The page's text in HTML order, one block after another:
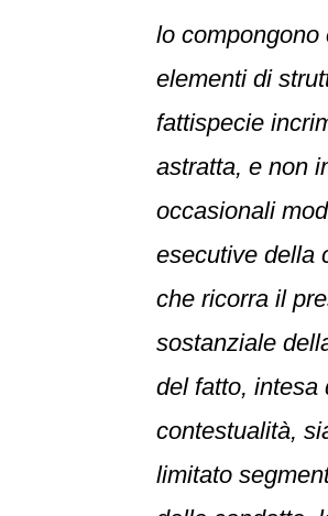
lo compongono
elementi di
fattispecie
astratta, e non
occasionali
esecutive della
che ricorra il
sostanziale
del fatto, intesa
contestualità,
limitato